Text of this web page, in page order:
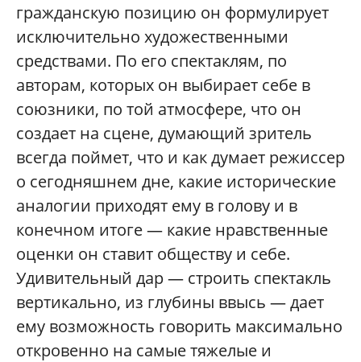
гражданскую позицию он формулирует
исключительно художественными
средствами. По его спектаклям, по
авторам, которых он выбирает себе в
союзники, по той атмосфере, что он
создает на сцене, думающий зритель
всегда поймет, что и как думает режиссер
о сегодняшнем дне, какие исторические
аналогии приходят ему в голову и в
конечном итоге — какие нравственные
оценки он ставит обществу и себе.
Удивительный дар — строить спектакль
вертикально, из глубины ввысь — дает
ему возможность говорить максимально
откровенно на самые тяжелые и